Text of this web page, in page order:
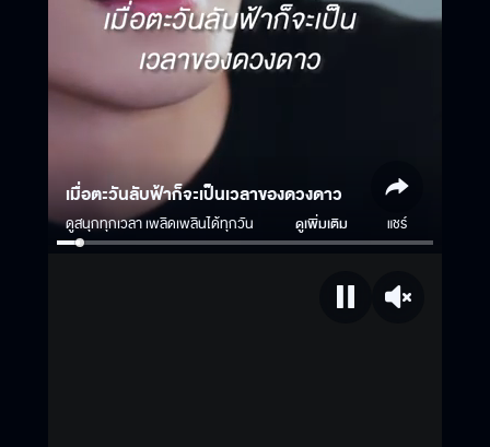
เมื่อตะวันลับฟ้าก็จะเป็นเวลาของดวงดาว
ดูสนุกทุกเวลา เพลิดเพลินได้ทุกวัน ดูเพิ่มเติม แชร์